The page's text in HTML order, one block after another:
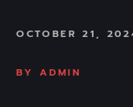
OCTOBER 21,
BY ADMIN